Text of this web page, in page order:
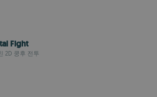
Fight
2D 쿵후 전투